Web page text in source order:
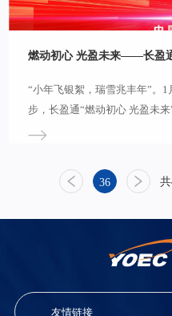
燃动初心 光盈未来——长盈
“小年飞银絮，瑞雪兆丰年”。
步，长盈通“燃动初心 光盈未
酒店隆重举行，全体员工和各
裁皮亚斌先生发表了新春致辞
国际形势持续紧张的2022年公
股”，实现了“平台建设”和“工
是长盈通的上市元年，公司将
36
友情链接